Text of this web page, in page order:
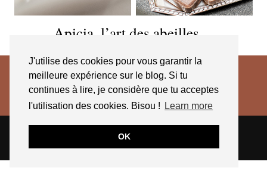
J'utilise des cookies pour vous garantir la
meilleure expérience sur le blog. Si tu
continues à lire, je considère que tu acceptes
l'utilisation des cookies. Bisou !
Learn more
OK
Apicia, l’art des abeilles…
THEME CREATED BYpipdig